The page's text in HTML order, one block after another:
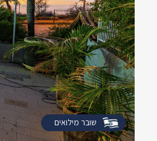
שובר מילואים